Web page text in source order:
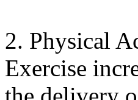
2. Physical
Exercise